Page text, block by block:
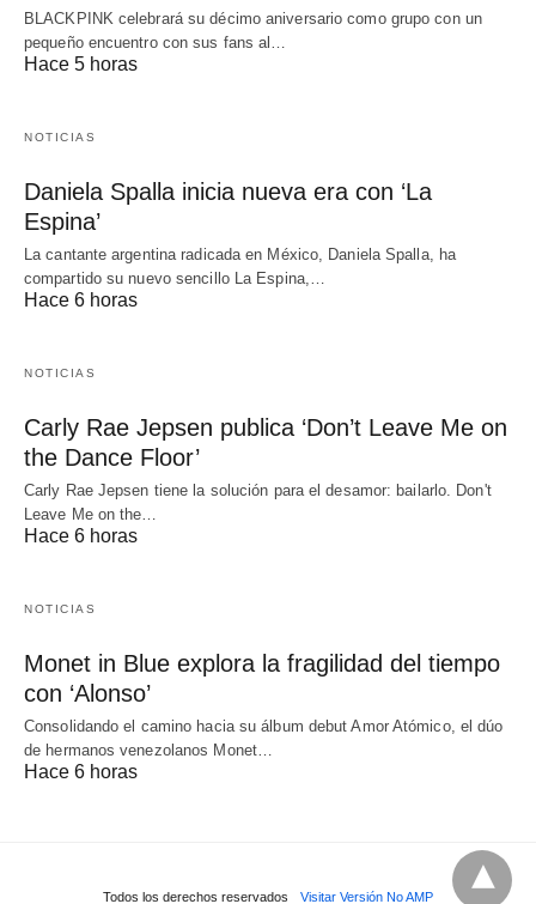
BLACKPINK celebrará su décimo aniversario como grupo con un
pequeño encuentro con sus fans al…
Hace 5 horas
NOTICIAS
Daniela Spalla inicia nueva era con ‘La
Espina’
La cantante argentina radicada en México, Daniela Spalla, ha
compartido su nuevo sencillo La Espina,…
Hace 6 horas
NOTICIAS
Carly Rae Jepsen publica ‘Don’t Leave Me on
the Dance Floor’
Carly Rae Jepsen tiene la solución para el desamor: bailarlo. Don't
Leave Me on the…
Hace 6 horas
NOTICIAS
Monet in Blue explora la fragilidad del tiempo
con ‘Alonso’
Consolidando el camino hacia su álbum debut Amor Atómico, el dúo
de hermanos venezolanos Monet…
Hace 6 horas
Todos los derechos reservados Visitar Versión No AMP